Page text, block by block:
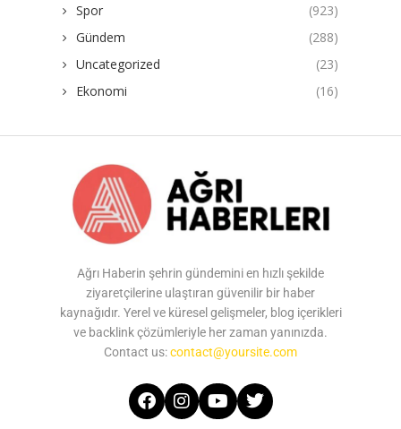
Spor
(923)
Gündem
(288)
Uncategorized
(23)
Ekonomi
(16)
Ağrı Haberin şehrin gündemini en hızlı şekilde
ziyaretçilerine ulaştıran güvenilir bir haber
kaynağıdır. Yerel ve küresel gelişmeler, blog içerikleri
ve backlink çözümleriyle her zaman yanınızda.
Contact us:contact@yoursite.com